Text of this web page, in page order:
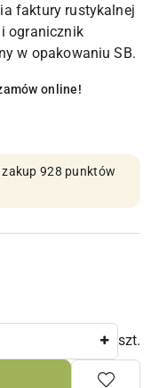
faktury rustykalnej
ogranicznik
w opakowaniu SB.
online!
928 punktów
szt.